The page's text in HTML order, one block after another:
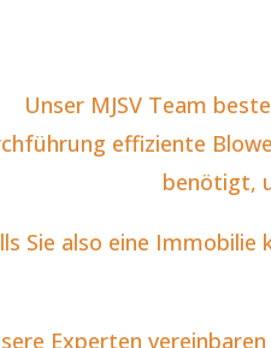
Unser MJSV Team
effiziente
benötigt,
Sie also eine
Experten